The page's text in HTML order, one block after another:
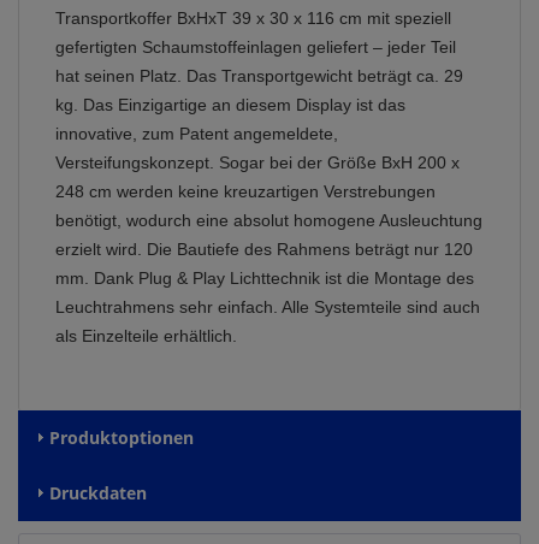
Transportkoffer BxHxT 39 x 30 x 116 cm mit speziell
gefertigten Schaumstoffeinlagen geliefert – jeder Teil
hat seinen Platz. Das Transportgewicht beträgt ca. 29
kg. Das Einzigartige an diesem Display ist das
innovative, zum Patent angemeldete,
Versteifungskonzept. Sogar bei der Größe BxH 200 x
248 cm werden keine kreuzartigen Verstrebungen
benötigt, wodurch eine absolut homogene Ausleuchtung
erzielt wird. Die Bautiefe des Rahmens beträgt nur 120
mm. Dank Plug & Play Lichttechnik ist die Montage des
Leuchtrahmens sehr einfach. Alle Systemteile sind auch
als Einzelteile erhältlich.
Produktoptionen
Druckdaten